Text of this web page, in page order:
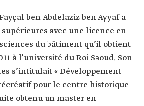
ben Abdelaziz ben Ayyaf a
avec une licence en
du bâtiment qu’il obtient
à l’université du Roi Saoud. Son
s’intitulait « Développement
pour le centre historique
obtenu un master en